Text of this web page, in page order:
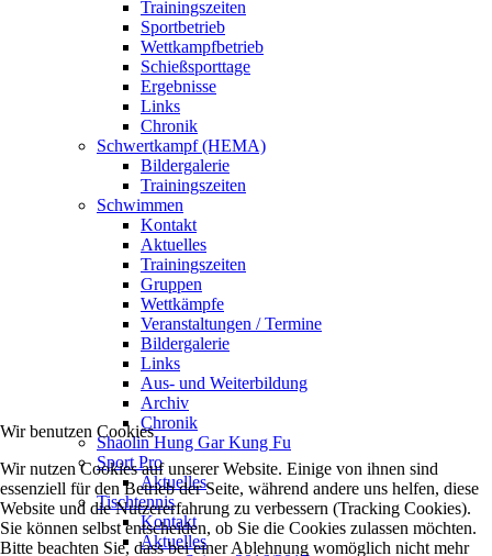
Trainingszeiten
Sportbetrieb
Wettkampfbetrieb
Schießsporttage
Ergebnisse
Links
Chronik
Schwertkampf (HEMA)
Bildergalerie
Trainingszeiten
Schwimmen
Kontakt
Aktuelles
Trainingszeiten
Gruppen
Wettkämpfe
Veranstaltungen / Termine
Bildergalerie
Links
Aus- und Weiterbildung
Archiv
Chronik
Shaolin Hung Gar Kung Fu
Sport Pro
Aktuelles
Tischtennis
Kontakt
Aktuelles
Wir benutzen Cookies
Wir nutzen Cookies auf unserer Website. Einige von ihnen sind
essenziell für den Betrieb der Seite, während andere uns helfen, diese
Website und die Nutzererfahrung zu verbessern (Tracking Cookies).
Sie können selbst entscheiden, ob Sie die Cookies zulassen möchten.
Bitte beachten Sie, dass bei einer Ablehnung womöglich nicht mehr